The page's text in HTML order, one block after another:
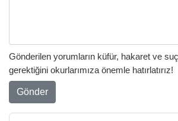
Gönderilen yorumların küfür, hakaret ve
gerektiğini okurlarımıza önemle hatırlatırız!
Gönder